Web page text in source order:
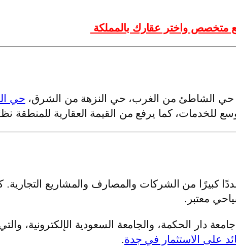
متخصص واختر عقارك بالمملكة
حي الشاطئ من الغرب، حي النزهة من الشرق، حي
للخدمات، كما يرفع من القيمة العقارية للمنطقة
كبيرًا من الشركات والمصارف والمشاريع
معتبر.
دار الحكمة، والجامعة السعودية الإلكترونية،
على الاستثمار في جدة.